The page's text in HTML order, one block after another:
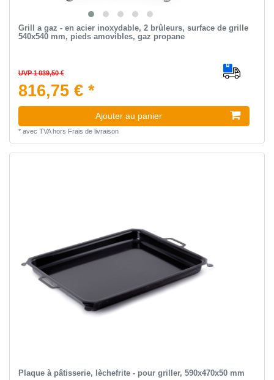
Grill a gaz - en acier inoxydable, 2 brûleurs, surface de grille
540x540 mm, pieds amovibles, gaz propane
UVP 1 039,50 €
816,75 € *
Ajouter au panier
* avec TVAhors Frais de livraison
Plaque à pâtisserie, lèchefrite - pour griller, 590x470x50 mm